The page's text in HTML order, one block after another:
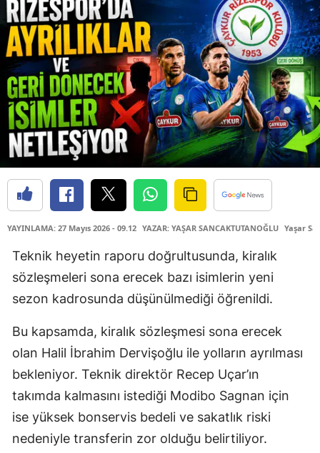
YAYINLAMA: 27 Mayıs 2026 - 09.12 YAZAR: YAŞAR SANCAKTUTANOĞLU Yaşar
Teknik heyetin raporu doğrultusunda, kiralık
sözleşmeleri sona erecek bazı isimlerin yeni
sezon kadrosunda düşünülmediği öğrenildi.
Bu kapsamda, kiralık sözleşmesi sona erecek
olan Halil İbrahim Dervişoğlu ile yolların ayrılması
bekleniyor. Teknik direktör Recep Uçar’ın
takımda kalmasını istediği Modibo Sagnan için
ise yüksek bonservis bedeli ve sakatlık riski
nedeniyle transferin zor olduğu belirtiliyor.